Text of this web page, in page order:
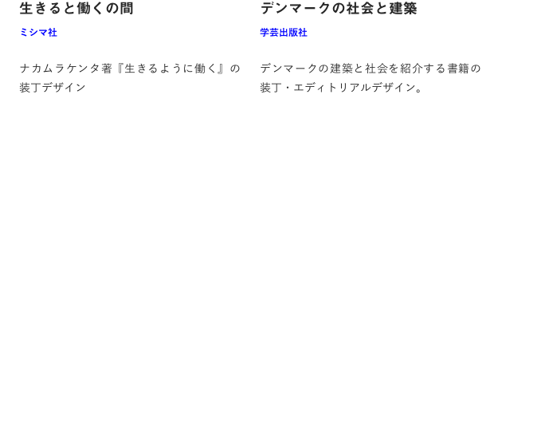
生きると働くの間
ミシマ社
ナカムラケンタ著『生きるように働く』の
装丁デザイン
デンマークの社会と建築
学芸出版社
デンマークの建築と社会を紹介する書籍の
装丁・エディトリアルデザイン。